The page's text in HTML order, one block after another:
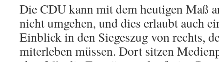
Die CDU kann mit dem heutigen Maß
nicht umgehen, und dies erlaubt auch
Einblick in den Siegeszug von rechts,
miterleben müssen. Dort sitzen